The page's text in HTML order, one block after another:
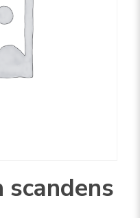
scandens